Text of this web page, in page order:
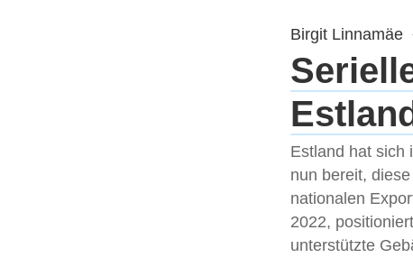
Birgit Linnamäe
Estland hat sich
nun bereit,
nationalen
2022,
unterstützte